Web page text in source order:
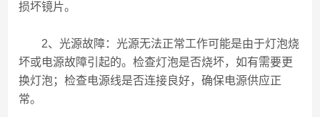
损坏镜片。
2、光源故障：光源无法正常工作可能是由于灯泡烧
坏或电源故障引起的。检查灯泡是否烧坏，如有需要更
换灯泡；检查电源线是否连接良好，确保电源供应正
常。